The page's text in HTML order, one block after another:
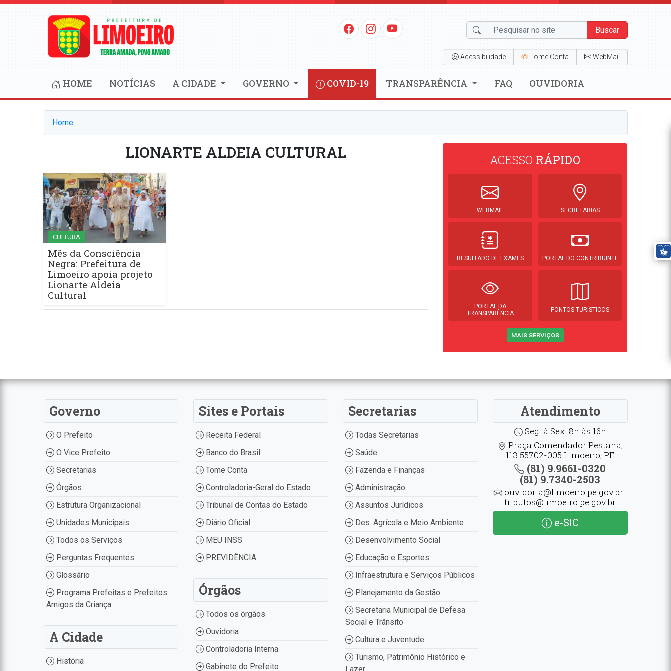
Buscar
Acessibilidade Tome Conta WebMail
HOME NOTÍCIAS A CIDADE GOVERNO COVID-19 TRANSPARÊNCIA FAQ OUVIDORIA
Home
LIONARTE ALDEIA CULTURAL
CULTURA
Mês da Consciência
Negra: Prefeitura de
Limoeiro apoia projeto
Lionarte Aldeia
Cultural
ACESSO RÁPIDO
WEBMAIL SECRETARIAS
RESULTADO DE EXAMES PORTAL DO CONTRIBUINTE
PORTAL DA
TRANSPARÊNCIA
PONTOS TURÍSTICOS
MAIS SERVIÇOS
Governo
O Prefeito
O Vice Prefeito
Secretarias
Órgãos
Estrutura Organizacional
Unidades Municipais
Todos os Serviços
Perguntas Frequentes
Glossário
Programa Prefeitas e Prefeitos
Amigos da Criança
A Cidade
História
Sites e Portais
Receita Federal
Banco do Brasil
Tome Conta
Controladoria-Geral do Estado
Tribunal de Contas do Estado
Diário Oficial
MEU INSS
PREVIDÊNCIA
Órgãos
Todos os órgãos
Ouvidoria
Controladoria Interna
Gabinete do Prefeito
Secretarias
Todas Secretarias
Saúde
Fazenda e Finanças
Administração
Assuntos Jurídicos
Des. Agrícola e Meio Ambiente
Desenvolvimento Social
Educação e Esportes
Infraestrutura e Serviços Públicos
Planejamento da Gestão
Secretaria Municipal de Defesa
Social e Trânsito
Cultura e Juventude
Turismo, Patrimônio Histórico e
Lazer
Atendimento
Seg. à Sex. 8h às 16h
Praça Comendador Pestana,
113 55702-005 Limoeiro, PE
(81) 9.9661-0320
(81) 9.7340-2503
ouvidoria@limoeiro.pe.gov.br |
tributos@limoeiro.pe.gov.br
e-SIC